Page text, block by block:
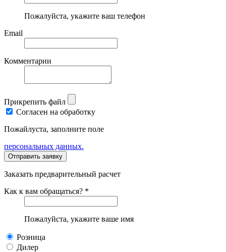
Пожалуйста, укажите ваш телефон
Email
Комментарии
Прикрепить файл
Согласен на обработку
Пожайлуста, заполните поле
персональных данных.
Заказать предварительный расчет
Как к вам обращаться? *
Пожалуйста, укажите ваше имя
Розница
Дилер